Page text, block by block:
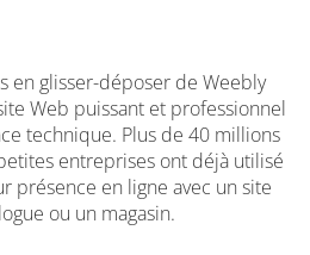
en glisser-déposer de Weebly
Web puissant et professionnel
technique. Plus de 40 millions
entreprises ont déjà utilisé
présence en ligne avec un site
ou un magasin.